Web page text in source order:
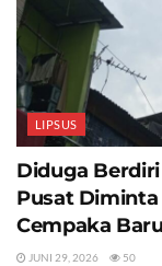
LIPSUS
Diduga
Pusat Diminta
Cempaka Baru
JUNI 29, 2026 50